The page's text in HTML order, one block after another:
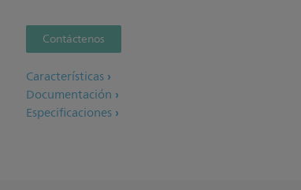
Contáctenos
Características
Documentación
Especificaciones